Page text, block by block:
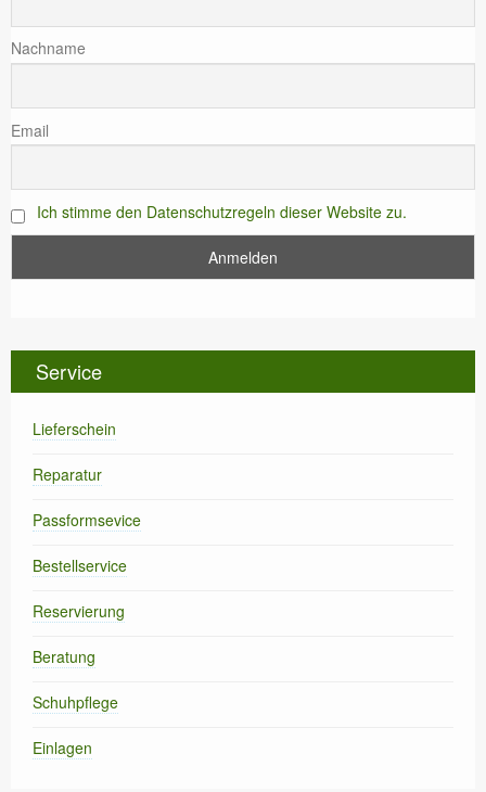
Nachname
Email
Ich stimme den Datenschutzregeln dieser Website zu.
Service
Lieferschein
Reparatur
Passformsevice
Bestellservice
Reservierung
Beratung
Schuhpflege
Einlagen